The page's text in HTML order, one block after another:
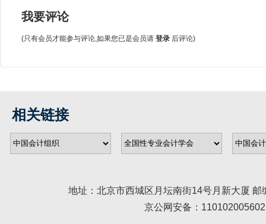
我要评论
(只有会员才能参与评论,如果您已是会员请 登录 后评论)
相关链接
地址：北京市西城区月坛南街14号月新大厦
京公网安备：